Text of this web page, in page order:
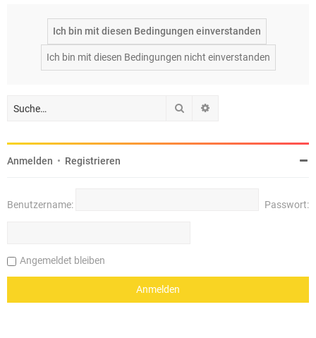
Suche
Anmelden • Registrieren
Benutzername: Passwort:
Angemeldet bleiben